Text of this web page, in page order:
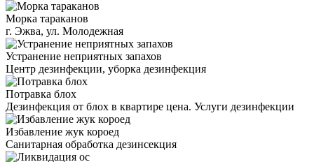
Морка тараканов
г. Эжва, ул. Молодежная
Устранение неприятных запахов
Центр дезинфекции, уборка дезинфекция
Потравка блох
Дезинфекция от блох в квартире цена. Услуги дезинфекции
Избавление жук короед
Санитарная обработка дезинсекция